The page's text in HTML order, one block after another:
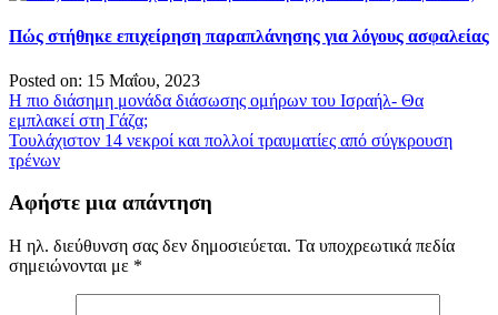
Πώς στήθηκε επιχείρηση παραπλάνησης για λόγους ασφαλείας
Posted on: 15 Μαΐου, 2023
Πλοήγηση
άρθρων
Η πιο διάσημη μονάδα διάσωσης ομήρων του Ισραήλ- Θα
εμπλακεί στη Γάζα;
Τουλάχιστον 14 νεκροί και πολλοί τραυματίες από σύγκρουση
τρένων
Αφήστε μια απάντηση
Η ηλ. διεύθυνση σας δεν δημοσιεύεται. Τα υποχρεωτικά πεδία
σημειώνονται με *